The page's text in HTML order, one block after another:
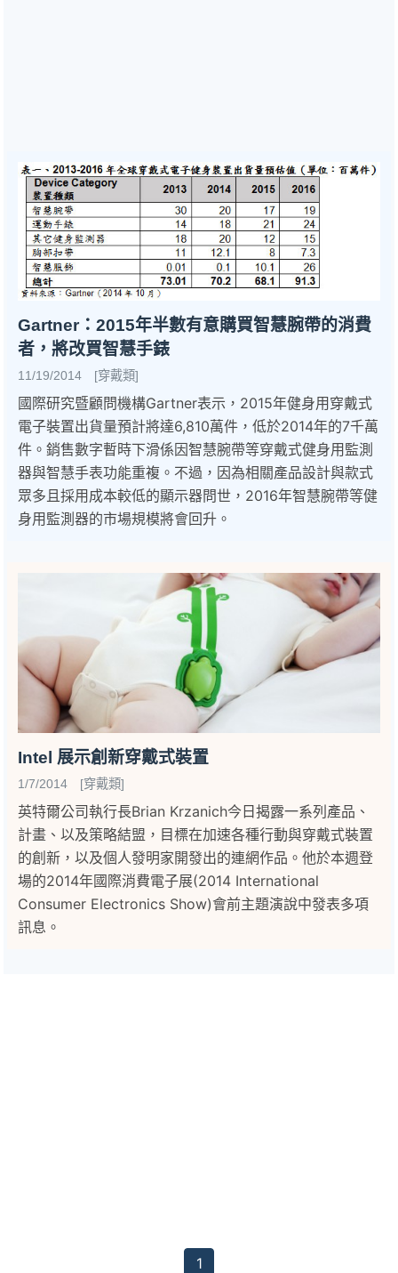
Gartner：2015年半數有意購買智慧腕帶的消費
者，將改買智慧手錶
11/19/2014 [穿戴類]
國際研究暨顧問機構Gartner表示，2015年健身用穿戴式
電子裝置出貨量預計將達6,810萬件，低於2014年的7千萬
件。銷售數字暫時下滑係因智慧腕帶等穿戴式健身用監測
器與智慧手表功能重複。不過，因為相關產品設計與款式
眾多且採用成本較低的顯示器問世，2016年智慧腕帶等健
身用監測器的市場規模將會回升。
Intel 展示創新穿戴式裝置
1/7/2014 [穿戴類]
英特爾公司執行長Brian Krzanich今日揭露一系列產品、
計畫、以及策略結盟，目標在加速各種行動與穿戴式裝置
的創新，以及個人發明家開發出的連網作品。他於本週登
場的2014年國際消費電子展(2014 International
Consumer Electronics Show)會前主題演說中發表多項
訊息。
1